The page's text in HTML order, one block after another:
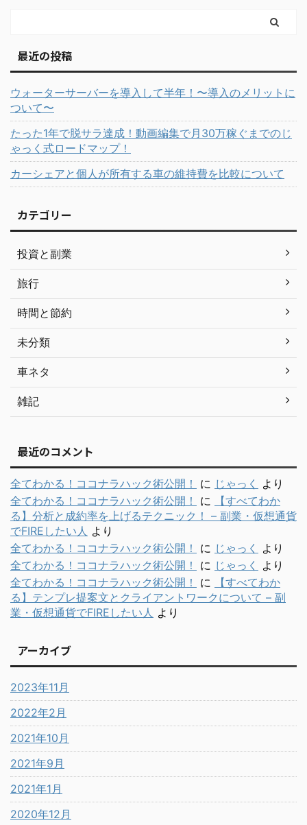
最近の投稿
ウォーターサーバーを導入して半年！〜導入のメリットに
ついて〜
たった1年で脱サラ達成！動画編集で月30万稼ぐまでのじ
ゃっく式ロードマップ！
カーシェアと個人が所有する車の維持費を比較について
カテゴリー
投資と副業
旅行
時間と節約
未分類
車ネタ
雑記
最近のコメント
全てわかる！ココナラハック術公開！ に じゃっく
より
全てわかる！ココナラハック術公開！
に
【すべてわか
る】分析と成約率を上げるテクニック！ – 副業・仮想通貨
でFIREしたい人 より
全てわかる！ココナラハック術公開！
に じゃっく
より
全てわかる！ココナラハック術公開！
に じゃっく
より
全てわかる！ココナラハック術公開！
に
【すべてわか
る】テンプレ提案文とクライアントワークについて – 副
業・仮想通貨でFIREしたい人 より
アーカイブ
2023年11月
2022年2月
2021年10月
2021年9月
2021年1月
2020年12月